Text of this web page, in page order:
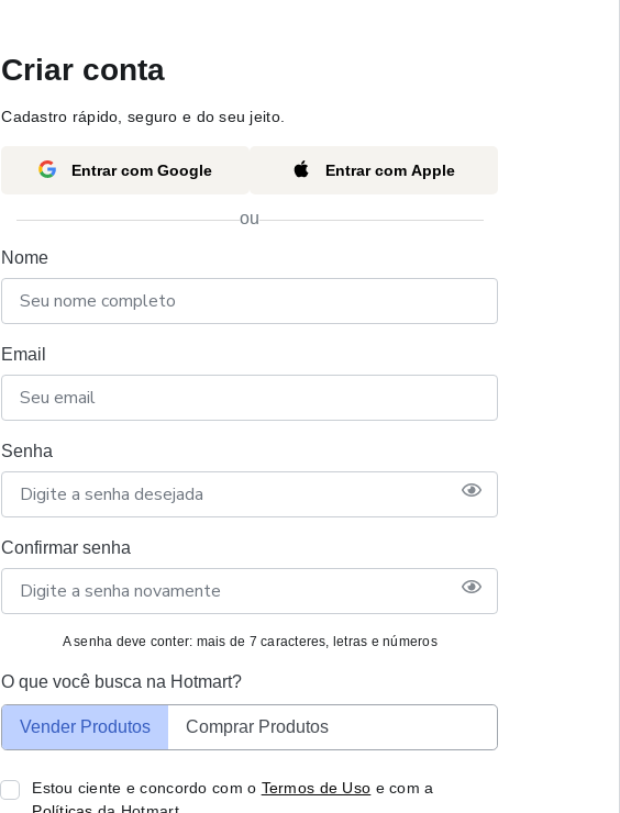
Criar conta
Cadastro rápido, seguro e do seu jeito.
Entrar com Google Entrar com Apple
ou
Nome
Email
Senha
Confirmar senha
A senha deve conter: mais de 7 caracteres, letras e números
O que você busca na Hotmart?
Vender Produtos Comprar Produtos
Estou ciente e concordo com o Termos de Uso e com a